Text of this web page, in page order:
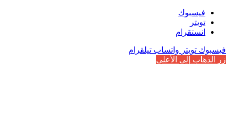
فيسبوك
تويتر
انستقرام
فيسبوك تويتر واتساب تيلقرام
زر الذهاب إلى الأعلى